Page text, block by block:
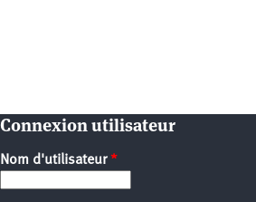
Connexion utilisateur
Nom d'utilisateur*